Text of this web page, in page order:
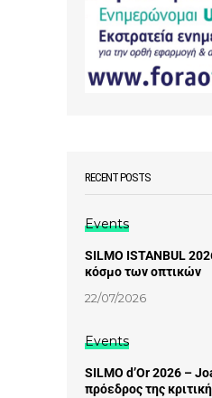
RECENT POSTS
Events
SILMO ISTANBUL
κόσμο των οπτικών
22/07/2026
Events
SILMO d’Or 2026 –
πρόεδρος της